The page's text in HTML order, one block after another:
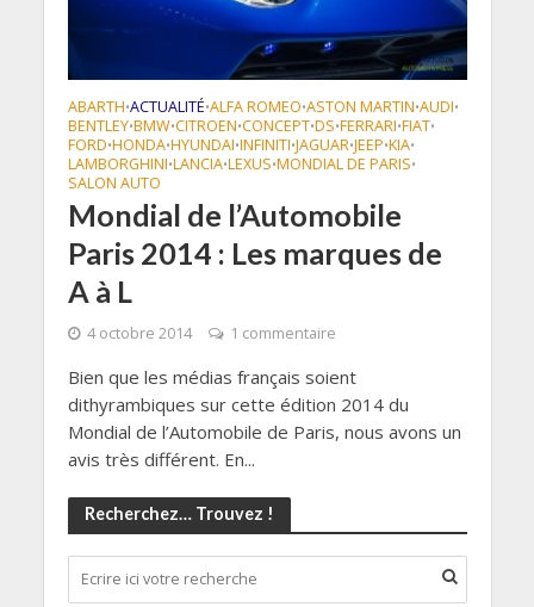
ABARTH•ACTUALITÉ•ALFA ROMEO•ASTON MARTIN•AUDI•
BENTLEY•BMW•CITROEN•CONCEPT•DS•FERRARI•FIAT•
FORD•HONDA•HYUNDAI•INFINITI•JAGUAR•JEEP•KIA•
LAMBORGHINI•LANCIA•LEXUS•MONDIAL DE PARIS•
SALON AUTO
Mondial de l’Automobile
Paris 2014 : Les marques de
A à L
4 octobre 2014 1 commentaire
Bien que les médias français soient
dithyrambiques sur cette édition 2014 du
Mondial de l’Automobile de Paris, nous avons un
avis très différent. En...
Recherchez… Trouvez !